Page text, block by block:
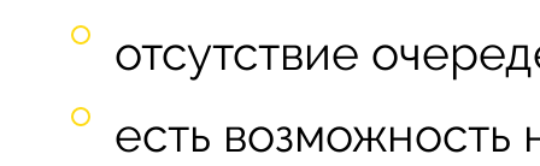
отсутствие
есть возможность